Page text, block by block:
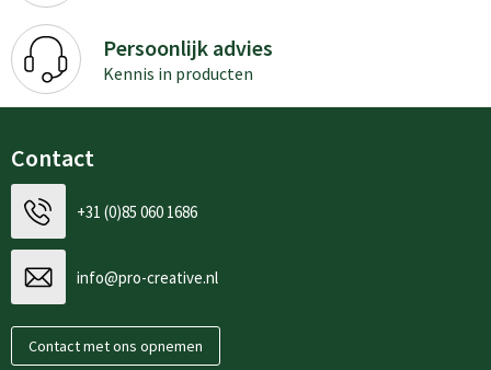
Persoonlijk advies
Kennis in producten
Contact
+31 (0)85 060 1686
info@pro-creative.nl
Contact met ons opnemen